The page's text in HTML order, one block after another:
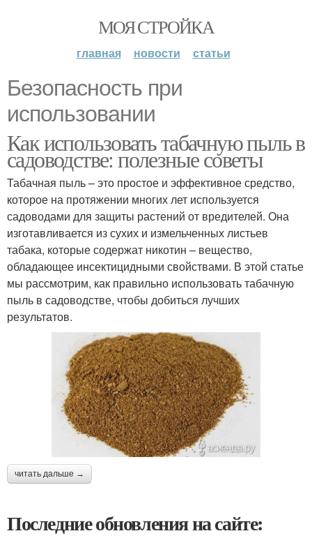
МОЯ СТРОЙКА
главная новости статьи
Безопасность при
использовании
Как использовать табачную пыль в
садоводстве: полезные советы
Табачная пыль – это простое и эффективное средство,
которое на протяжении многих лет используется
садоводами для защиты растений от вредителей. Она
изготавливается из сухих и измельченных листьев
табака, которые содержат никотин – вещество,
обладающее инсектицидными свойствами. В этой статье
мы рассмотрим, как правильно использовать табачную
пыль в садоводстве, чтобы добиться лучших
результатов.
читать дальше →
Последние обновления на сайте: